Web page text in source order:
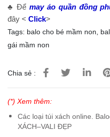
♣ Để may áo quần đồng
đây < Click>
Tags: balo cho bé mầm non
gái mầm non
Chia sẻ :
(*) Xem thêm:
Các loại túi xách online.
XÁCH–VALI ĐẸP